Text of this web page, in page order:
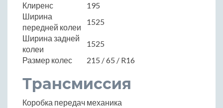
Клиренс
195
Ширина
передней колеи
1525
Ширина задней
колеи
1525
Размер колес
215 / 65 / R16
Трансмиссия
Коробка передач механика